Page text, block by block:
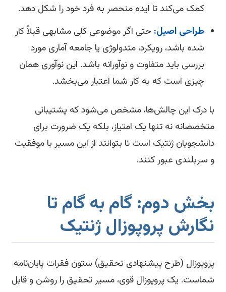
کمک می‌کند تا ایده منحصر به فرد خود را شکل دهد.
طراحی اصیل:حتی اگر موضوعی کلی مشابهی قبلاً کار
شده باشد، رویکرد، متدولوژی یا جامعه آماری مورد
بررسی باید متفاوت و نوآورانه باشد. این نوآوری همان
چیزی است که به کار شما اعتبار می‌بخشد.
درک این چالش‌ها، مشخص می‌شود که پشتیبانی
نه تنها یک امتیاز، بلکه یک ضرورت برای
ژنتیک است تا بتوانند از این مسیر با موفقیت
عبور کنند.
دوم: گام به گام تا
پروپوزال ژنتیک
(طرح پیشنهادی تحقیق) ستون فقرات پایان‌نامه
یک پروپوزال قوی، مسیر تحقیق را روشن و قابل